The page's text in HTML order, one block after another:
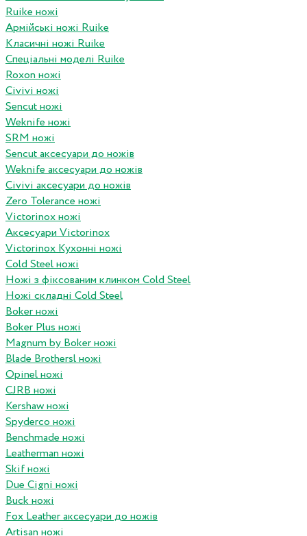
Ruike ножі
Армійські ножі Ruike
Класичні ножі Ruike
Спеціальні моделі Ruike
Roxon ножi
Civivi ножі
Sencut ножі
Weknife ножі
SRM ножі
Sencut аксесуари до ножів
Weknife аксесуари до ножів
Civivi аксесуари до ножів
Zero Tolerance ножі
Victorinox ножі
Аксесуари Victorinox
Victorinox Кухонні ножі
Cold Steel ножі
Ножі з фіксованим клинком Cold Steel
Ножі складні Cold Steel
Boker ножі
Boker Plus ножі
Magnum by Boker ножі
Blade Brothersl ножі
Opinel ножі
CJRB ножі
Kershaw ножі
Spyderco ножі
Benchmade ножі
Leatherman ножі
Skif ножі
Due Cigni ножі
Buck ножі
Fox Leather аксесуари до ножів
Artisan ножі